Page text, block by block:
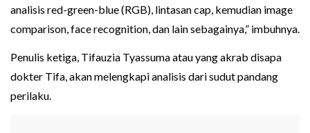
analisis red-green-blue (RGB), lintasan cap, kemudian image
comparison, face recognition, dan lain sebagainya,” imbuhnya.
Penulis ketiga, Tifauzia Tyassuma atau yang akrab disapa
dokter Tifa, akan melengkapi analisis dari sudut pandang
perilaku.